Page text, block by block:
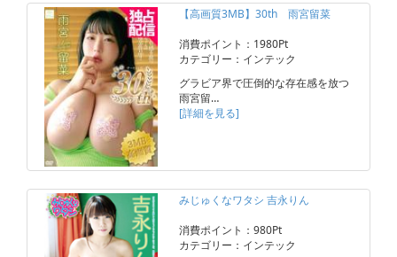
【高画質3MB】30th 雨宮留菜
消費ポイント：1980Pt
カテゴリー：インテック
グラビア界で圧倒的な存在感を放つ
雨宮留…
[詳細を見る]
みじゅくなワタシ 吉永りん
消費ポイント：980Pt
カテゴリー：インテック